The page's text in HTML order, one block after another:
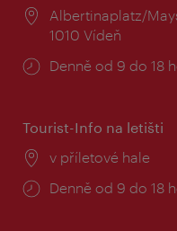
Místo:
Albertinaplatz/
1010 Vídeň
Provozní
Denně od 9 do 18
Tourist-Info na letišti
Místo:
v příletové hale
Provozní
Denně od 9 do 18